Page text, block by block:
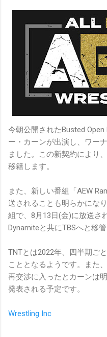
今朝公開されたBusted Open
ー・カーンが出演し、ワー
ました。この新契約により
移籍します。
また、新しい番組「AEW
送されることも明らかにな
組で、8月13日(金)に放送さ
Dynamiteと共にTBSへと移管
TNTとは2022年、四半期ご
こととなるようです。また
再交渉に入ったとカーンは
発表される予定です。
Wrestling Inc